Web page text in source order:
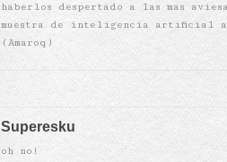
haberlos despertado a las mas
muestra de inteligencia artificial a
(Amaroq)
Superesku
oh no!